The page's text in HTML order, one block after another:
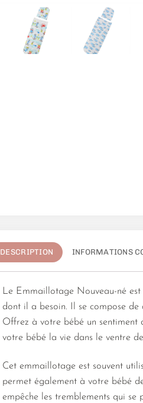
DESCRIPTION INFORMATIONS
Le Emmaillotage Nouveau-né
dont il a besoin. Il se compose de
Offrez à votre bébé un sentiment
votre bébé la vie dans le ventre
Cet emmaillotage est souvent
permet également à votre bébé
empêche les tremblements qui